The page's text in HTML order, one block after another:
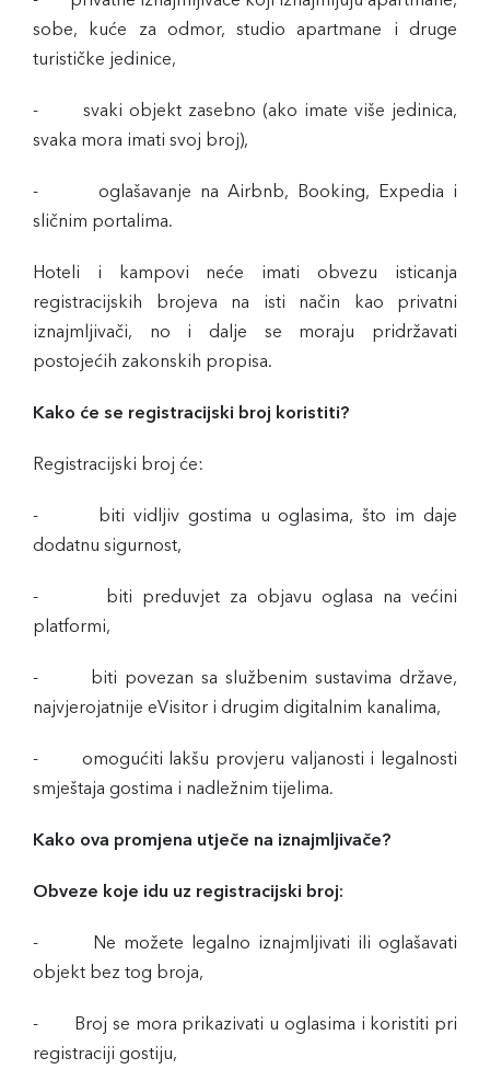
sobe, kuće za odmor, studio apartmane i druge
turističke jedinice,
- svaki objekt zasebno (ako imate više jedinica,
svaka mora imati svoj broj),
- oglašavanje na Airbnb, Booking, Expedia i
sličnim portalima.
Hoteli i kampovi neće imati obvezu isticanja
registracijskih brojeva na isti način kao privatni
iznajmljivači, no i dalje se moraju pridržavati
postojećih zakonskih propisa.
Kako će se registracijski broj koristiti?
Registracijski broj će:
- biti vidljiv gostima u oglasima, što im daje
dodatnu sigurnost,
- biti preduvjet za objavu oglasa na većini
platformi,
- biti povezan sa službenim sustavima države,
najvjerojatnije eVisitor i drugim digitalnim kanalima,
- omogućiti lakšu provjeru valjanosti i legalnosti
smještaja gostima i nadležnim tijelima.
Kako ova promjena utječe na iznajmljivače?
Obveze koje idu uz registracijski broj:
- Ne možete legalno iznajmljivati ili oglašavati
objekt bez tog broja,
- Broj se mora prikazivati u oglasima i koristiti pri
registraciji gostiju,